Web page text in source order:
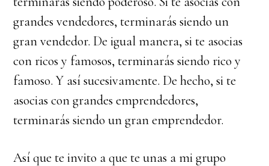
grandes vendedores, terminarás siendo un
gran vendedor. De igual manera, si te asocias
con ricos y famosos, terminarás siendo rico y
famoso. Y así sucesivamente. De hecho, si te
asocias con grandes emprendedores,
terminarás siendo un gran emprendedor.
Así que te invito a que te unas a mi grupo